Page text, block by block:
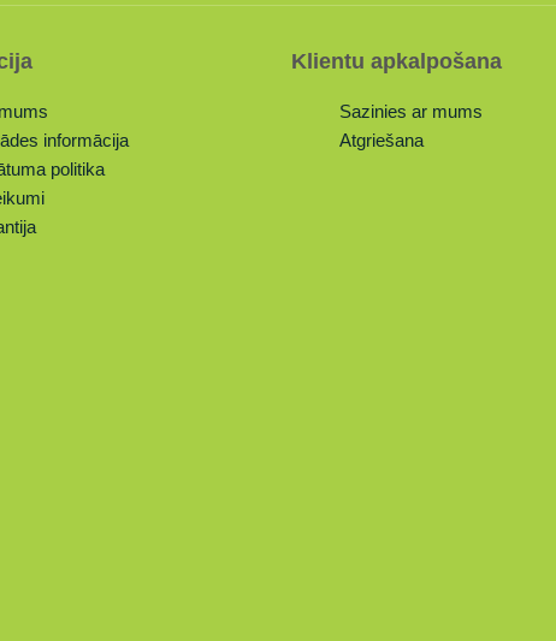
informācija
politika
Klientu apkalpošana
Sazinies ar mums
Atgriešana